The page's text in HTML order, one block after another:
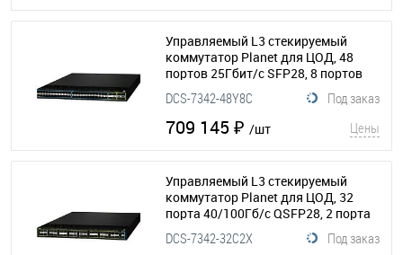
Управляемый L3 стекируемый
коммутатор Planet для ЦОД, 48
портов 25Гбит/с SFP28, 8 портов
40/100Гбит/с QSFP28, 2 блока
питания 220В(154-393) Под заказ
DCS-7342-48Y8C
709 145 ₽ /шт Цены
Управляемый L3 стекируемый
коммутатор Planet для ЦОД, 32
порта 40/100Гб/с QSFP28, 2 порта
10Гб/с SFP+, 2 блока питания 220В
(154-394)
Под заказ
DCS-7342-32C2X